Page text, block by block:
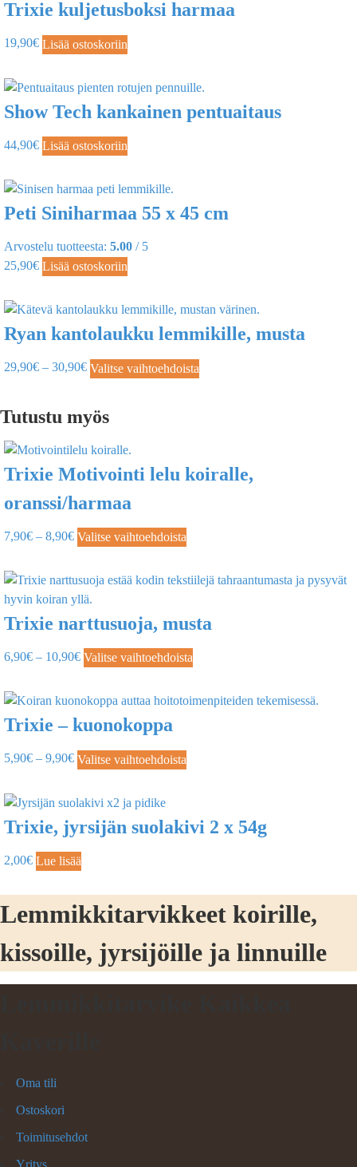
Trixie kuljetusboksi harmaa
19,90€ Lisää ostoskoriin
Show Tech kankainen pentuaitaus
44,90€ Lisää ostoskoriin
Peti Siniharmaa 55 x 45 cm
Arvostelu tuotteesta: 5.00 / 5
25,90€ Lisää ostoskoriin
Ryan kantolaukku lemmikille, musta
29,90€ – 30,90€ Valitse vaihtoehdoista
Tutustu myös
Trixie Motivointi lelu koiralle,
oranssi/harmaa
7,90€ – 8,90€ Valitse vaihtoehdoista
Trixie narttusuoja, musta
6,90€ – 10,90€ Valitse vaihtoehdoista
Trixie – kuonokoppa
5,90€ – 9,90€ Valitse vaihtoehdoista
Trixie, jyrsijän suolakivi 2 x 54g
2,00€ Lue lisää
Lemmikkitarvikkeet koirille,
kissoille, jyrsijöille ja linnuille
Oma tili
Ostoskori
Toimitusehdot
Yritys